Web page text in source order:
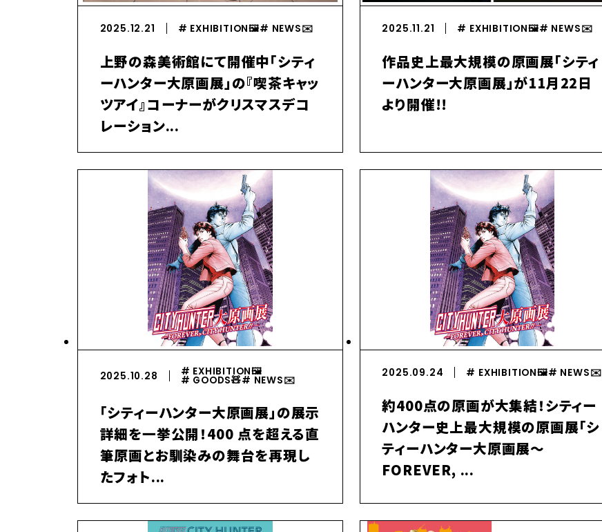
2025.12.21 # EXHIBITION🖼️# NEWS✉️️
上野の森美術館にて開催中「シティ
ーハンター大原画展」の『喫茶キャッ
ツアイ』コーナーがクリスマスデコ
レーション...
2025.11.21 # EXHIBITION🖼️# NEWS✉️️
作品史上最大規模の原画展「シティ
ーハンター大原画展」が11月22日
より開催!!
2025.10.28 # EXHIBITION🖼️
# GOODS🧸️# NEWS✉️️
「シティーハンター大原画展」の展示
詳細を一挙公開！400 点を超える直
筆原画とお馴染みの舞台を再現し
たフォト...
2025.09.24 # EXHIBITION🖼️# NEWS✉️️
約400点の原画が大集結！シティー
ハンター史上最大規模の原画展「シ
ティーハンター大原画展～
FOREVER, ...